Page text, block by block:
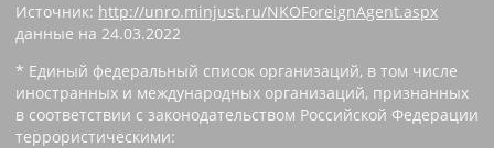
Источник: http://unro.minjust.ru/NKOForeignAgent.aspx
данные на 24.03.2022
* Единый федеральный список организаций, в том числе
иностранных и международных организаций, признанных
в соответствии с законодательством Российской Федерации
террористическими: